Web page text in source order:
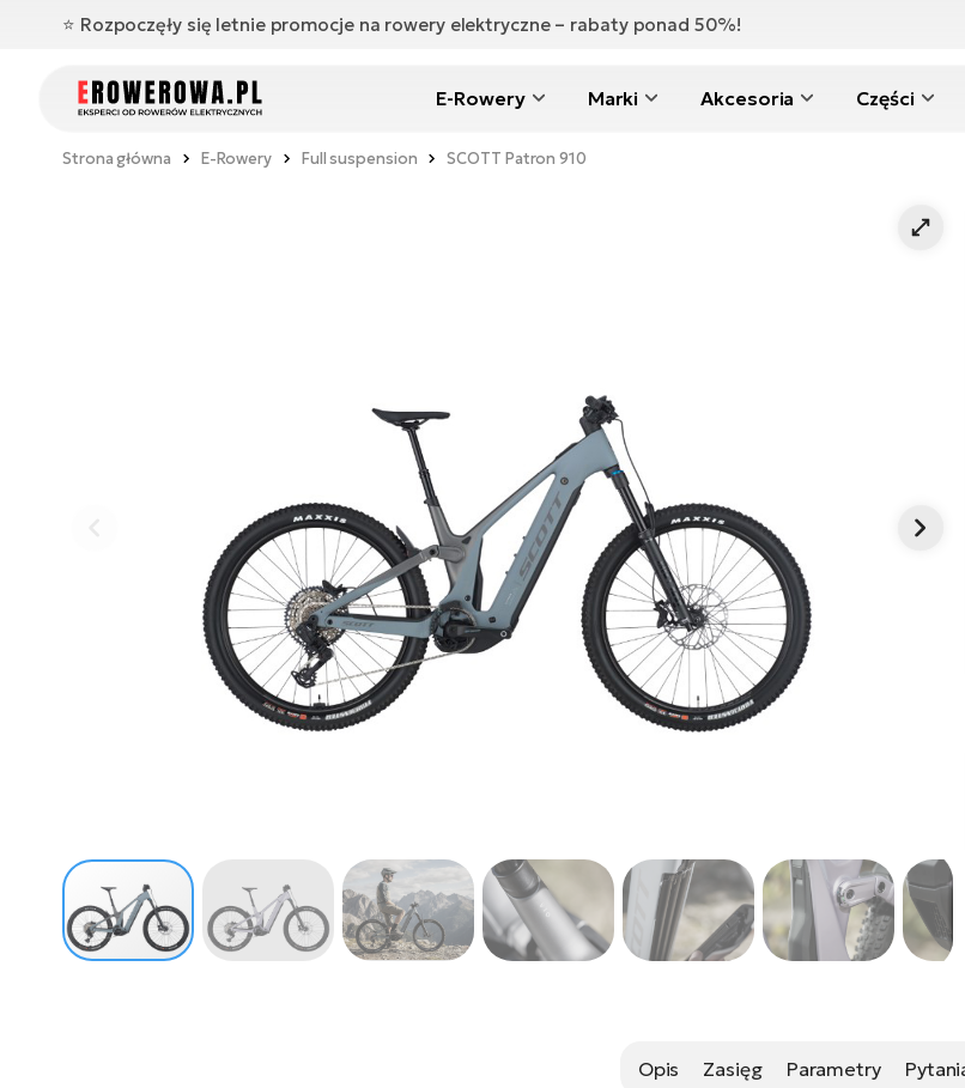
⭐️ Rozpoczęły się letnie promocje na rowery elektryczne – rabaty ponad 50%!
E-Rowery Marki Akcesoria Części
Strona główna E-Rowery Full suspension SCOTT Patron 910
Opis Zasięg Parametry